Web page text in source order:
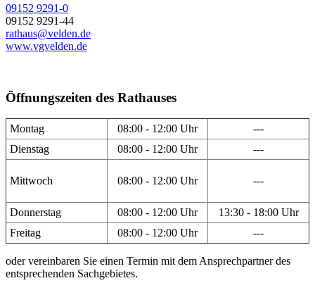
09152 9291-0
09152 9291-44
rathaus@velden.de
www.vgvelden.de
Öffnungszeiten des Rathauses
Montag 08:00 - 12:00 Uhr
---
Dienstag
08:00 - 12:00 Uhr ---
Mittwoch 08:00 - 12:00 Uhr ---
Donnerstag 08:00 - 12:00 Uhr
13:30 - 18:00 Uhr
Freitag
08:00 - 12:00 Uhr ---
oder vereinbaren Sie einen Termin mit dem Ansprechpartner des
entsprechenden Sachgebietes.